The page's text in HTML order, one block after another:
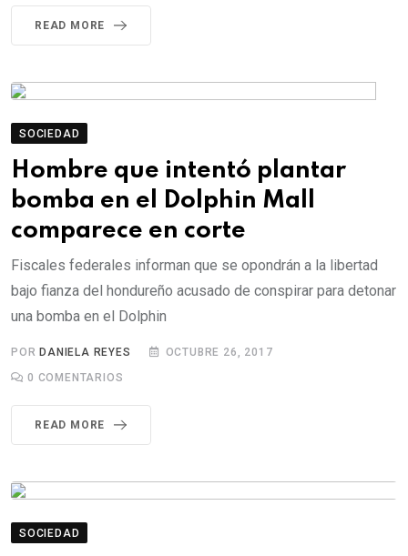
READ MORE
SOCIEDAD
Hombre que intentó plantar
bomba en el Dolphin Mall
comparece en corte
Fiscales federales informan que se opondrán a la libertad
bajo fianza del hondureño acusado de conspirar para detonar
una bomba en el Dolphin
PORDANIELA REYES
OCTUBRE 26, 2017
0 COMENTARIOS
READ MORE
SOCIEDAD